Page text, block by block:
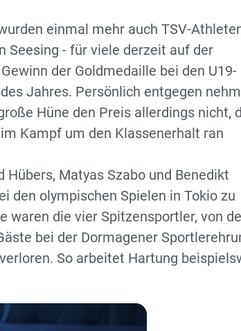
einmal mehr auch TSV-
Seesing - für viele derzeit auf der
der Goldmedaille bei den U19-
Jahres. Persönlich entgegen
Hüne den Preis allerdings nicht,
Kampf um den Klassenerhalt ran
Matyas Szabo und Benedikt
den olympischen Spielen in Tokio zu
waren die vier Spitzensportler, von
bei der Dormagener
So arbeitet Hartung